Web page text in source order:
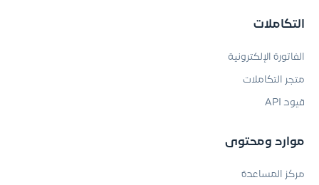
التكاملات
الفاتورة الإلكترونية
متجر التكاملات
قيود API
موارد ومحتوى
مركز المساعدة